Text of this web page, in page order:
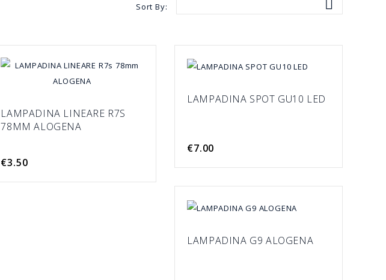
Sort By:
LAMPADINA LINEARE R7S
78MM ALOGENA
€3.50
LAMPADINA SPOT GU10 LED
€7.00
LAMPADINA G9 ALOGENA